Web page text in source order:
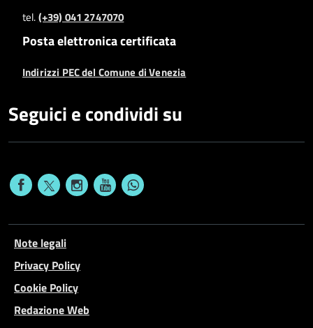
tel.(+39) 041 2747070
Posta elettronica certificata
Indirizzi PEC del Comune di Venezia
Seguici e condividi su
Note legali
Privacy Policy
Cookie Policy
Redazione Web